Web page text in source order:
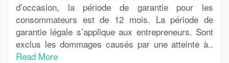
d’occasion, la période de garantie pour les
consommateurs est de 12 mois. La période de
garantie légale s’applique aux entrepreneurs. Sont
exclus les dommages causés par une atteinte à..
Read More